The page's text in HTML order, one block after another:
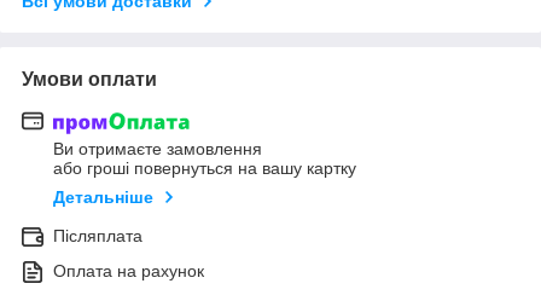
Умови оплати
Ви отримаєте замовлення
або гроші повернуться на вашу картку
Детальніше
Післяплата
Оплата на рахунок